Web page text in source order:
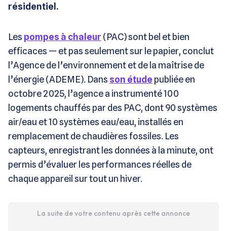
résidentiel.
Les pompes à chaleur (PAC) sont bel et bien
efficaces — et pas seulement sur le papier, conclut
l’Agence de l’environnement et de la maîtrise de
l’énergie (ADEME). Dans son étude publiée en
octobre 2025, l’agence a instrumenté 100
logements chauffés par des PAC, dont 90 systèmes
air/eau et 10 systèmes eau/eau, installés en
remplacement de chaudières fossiles. Les
capteurs, enregistrant les données à la minute, ont
permis d’évaluer les performances réelles de
chaque appareil sur tout un hiver.
La suite de votre contenu après cette annonce